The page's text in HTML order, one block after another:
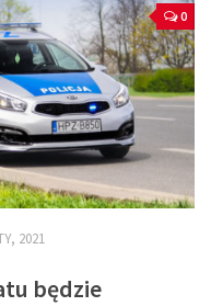
0
2021
będzie